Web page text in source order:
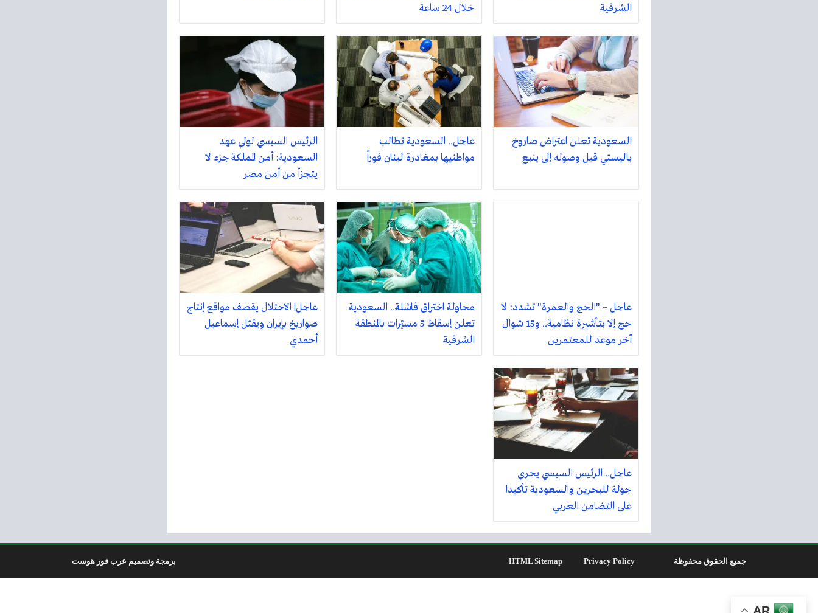
الشرقية
خلال 24 ساعة
السعودية تعلن اعتراض صاروخ
باليستي قبل وصوله إلى ينبع
عاجل.. السعودية تطالب
مواطنيها بمغادرة لبنان فوراً
الرئيس السيسي لولي عهد
السعودية: أمن المملكة جزء لا
يتجزأ من أمن مصر
عاجل – "الحج والعمرة" تشدد: لا
حج إلا بتأشيرة نظامية.. و15 شوال
آخر موعد للمعتمرين
محاولة اختراق فاشلة.. السعودية
تعلن إسقاط 5 مسيّرات بالمنطقة
الشرقية
عاجل| الاحتلال يقصف مواقع إنتاج
صواريخ بإيران ويقتل إسماعيل
أحمدي
عاجل.. الرئيس السيسي يجري
جولة للبحرين والسعودية تأكيدا
على التضامن العربي
Privacy Policy
HTML Sitemap جميع الحقوق محفوظة برمجة وتصميم عرب فور هوست